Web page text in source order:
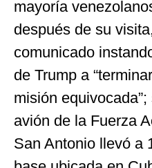
mayoría
después de su
comunicado
de Trump a
misión
avión de la Fuerza
San Antonio llevó a